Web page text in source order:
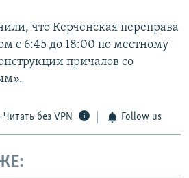
что Керченская переправа
с 6:45 до 18:00 по местному
причалов со
Читать без VPN Follow us